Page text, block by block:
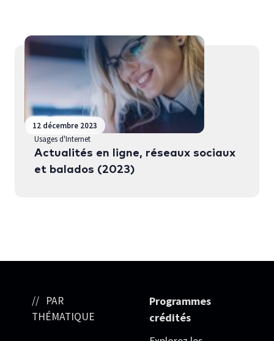
12 décembre 2023
Usages d'Internet
Actualités en ligne, réseaux sociaux
et balados (2023)
PAR
THÉMATIQUE
Programmes
crédités